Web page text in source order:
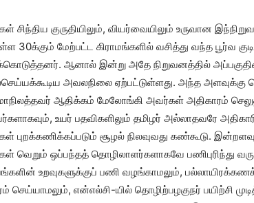
சிந்திய குருதியிலும், வியர்வையிலும் உருவான
30க்கும் மேற்பட்ட கிராமங்களில் வசித்து வந்த பூர்வ
ஆனால் இன்று அதே நிறுவனத்தில்
அவலநிலை ஏற்பட்டுள்ளது. அந்த அளவுக்கு
ஆதிக்கம் மேலோங்கி அவர்கள் அதிகாரம்
உயர் பதவிகளிலும் தமிழர் அல்லாதவரே
புறக்கணிக்கப்படும் சூழல் நிலவுவது கண்கூடு.
வெறும் ஒப்பந்தத் தொழிலாளர்களாகவே பணிபுரிந்து
உறவுகளுக்குப் பணி வழங்காமலும்,
செய்யாமலும், என்எல்சி-யில் தொழிற்பழகுநர் பயிற்சி